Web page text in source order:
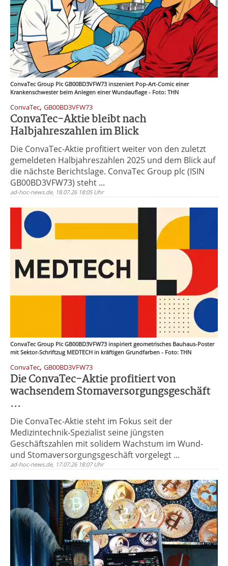
ConvaTec Group Plc GB00BD3VFW73 inszeniert Pop-Art-Comic einer
Krankenschwester beim Anlegen einer Wundauflage - Foto: THN
ConvaTec, GB00BD3VFW73
ConvaTec-Aktie bleibt nach
Halbjahreszahlen im Blick
Die ConvaTec-Aktie profitiert weiter von den zuletzt
gemeldeten Halbjahreszahlen 2025 und dem Blick auf
die nächste Berichtslage. ConvaTec Group plc (ISIN
GB00BD3VFW73) steht ...
ad-hoc-news.de, 18.07.26 18:05 Uhr
ConvaTec Group Plc GB00BD3VFW73 inspiriert geometrisches Bauhaus-Poster
mit Sektor-Schriftzug MEDTECH in kräftigen Grundfarben - Foto: THN
ConvaTec, GB00BD3VFW73
Die ConvaTec-Aktie profitiert von
wachsendem Stomaversorgungsgeschäft
...
Die ConvaTec-Aktie steht im Fokus seit der
Medizintechnik-Spezialist seine jüngsten
Geschäftszahlen mit solidem Wachstum im Wund-
und Stomaversorgungsgeschäft vorgelegt ...
ad-hoc-news.de, 17.07.26 18:07 Uhr